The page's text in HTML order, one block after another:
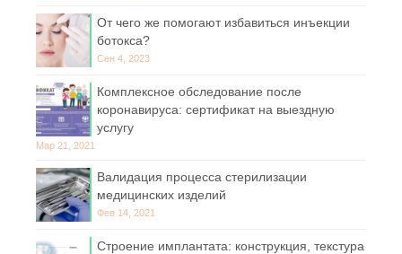
От чего же помогают избавиться инъекции
ботокса?
Сен 4, 2023
Комплексное обследование после
коронавируса: сертификат на выездную
услугу
Мар 21, 2021
Валидация процесса стерилизации
медицинских изделий
Фев 14, 2021
Строение имплантата: конструкция, текстура